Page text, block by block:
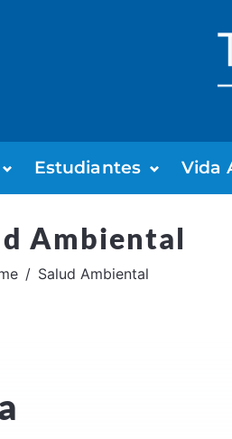
Estudiantes Vida
Ambiental
Salud Ambiental